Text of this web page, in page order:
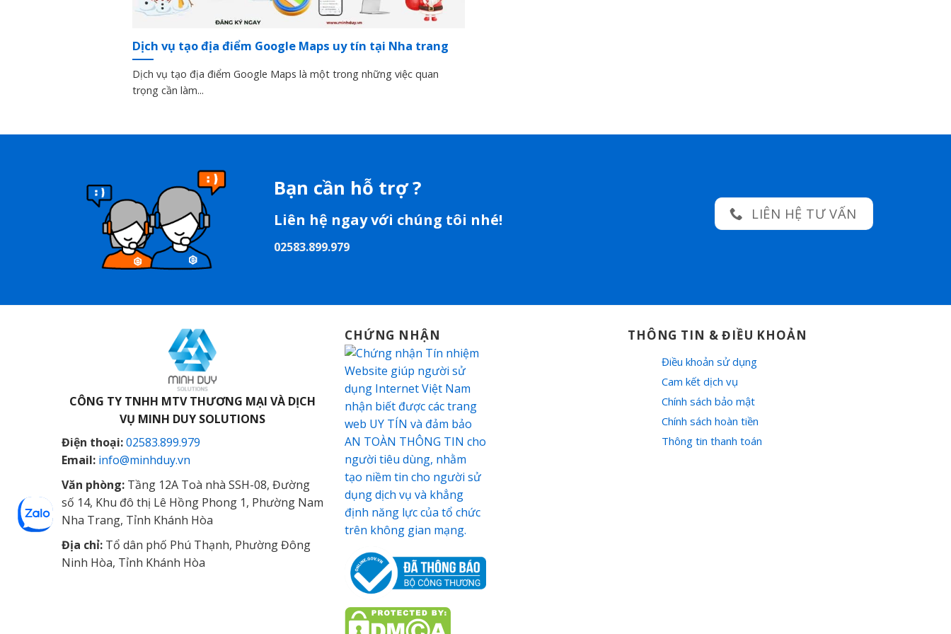
Dịch vụ tạo địa điểm Google Maps uy tín tại Nha trang
Dịch vụ tạo địa điểm Google Maps là một trong những việc quan
trọng cần làm...
Bạn cần hỗ trợ ?
Liên hệ ngay với chúng tôi nhé!
02583.899.979
LIÊN HỆ TƯ VẤN
CÔNG TY TNHH MTV THƯƠNG MẠI VÀ DỊCH
VỤ MINH DUY SOLUTIONS
Điện thoại:02583.899.979
Email: info@minhduy.vn
Văn phòng: Tầng 12A Toà nhà SSH-08, Đường
số 14, Khu đô thị Lê Hồng Phong 1, Phường Nam
Nha Trang, Tỉnh Khánh Hòa
Địa chỉ: Tổ dân phố Phú Thạnh, Phường Đông
Ninh Hòa, Tỉnh Khánh Hòa
CHỨNG NHẬN THÔNG TIN & ĐIỀU KHOẢN
Điều khoản sử dụng
Cam kết dịch vụ
Chính sách bảo mật
Chính sách hoàn tiền
Thông tin thanh toán